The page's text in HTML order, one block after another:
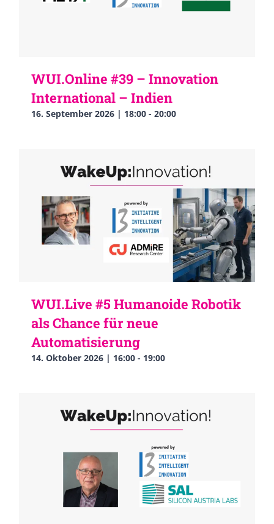
WUI.Online #39 – Innovation
International – Indien
16. September 2026 | 18:00 - 20:00
WUI.Live #5 Humanoide Robotik
als Chance für neue
Automatisierung
14. Oktober 2026 | 16:00 - 19:00